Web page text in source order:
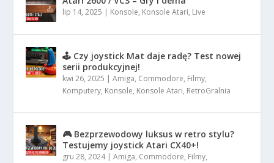
lip 14, 2025 | Konsole, Konsole Atari, Live
🕹️ Czy joystick Mat daje radę? Test nowej
serii produkcyjnej!
kwi 26, 2025 |Amiga, Commodore, Filmy,
Komputery, Konsole, Konsole Atari, RetroGralnia
🎮 Bezprzewodowy luksus w retro stylu?
Testujemy joystick Atari CX40+!
gru 28, 2024|Amiga, Commodore, Filmy,